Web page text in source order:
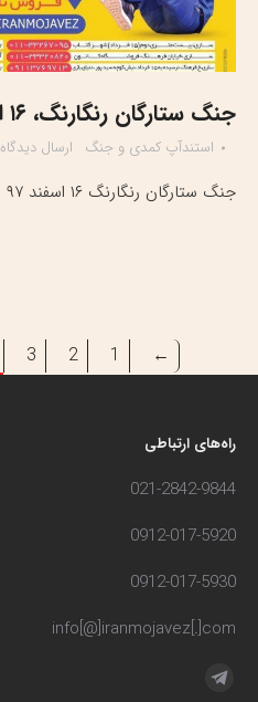
جنگ ستارگان رنگارنگ، ۱۶ اسفند ۹۷، ساری
استندآپ کمدی و جنگ ارسال دیدگاه
←
1
2
3
راه‌های ارتباطی
021-2842-9844
0912-017-5920
0912-017-5930
info[@]iranmojavez[.]com
مارا در اینجا پیدا کنید:
تلگرام